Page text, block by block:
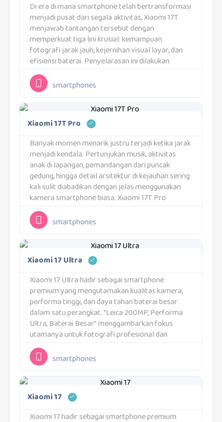
Di era di mana smartphone telah bertransformasi
menjadi pusat dari segala aktivitas, Xiaomi 17T
menjawab tantangan tersebut dengan
memperkuat tiga lini krusial: kemampuan
fotografi jarak jauh, kejernihan visual layar, dan
efisiensi baterai. Penyelarasan ini dilakukan
karena batasan fungsi ponsel kini telah bergeser;
dari yang semula hanya alat bertukar pesan, kini...
smartphones
Xiaomi 17T Pro
Banyak momen menarik justru terjadi ketika jarak
menjadi kendala. Pertunjukan musik, aktivitas
anak di lapangan, pemandangan dari puncak
gedung, hingga detail arsitektur di kejauhan sering
kali sulit diabadikan dengan jelas menggunakan
kamera smartphone biasa. Xiaomi 17T Pro
menempatkan kemampuan zoom sebagai salah
satu kekuatan utamanya melalui sistem telefoto
Leica yang...
smartphones
Xiaomi 17 Ultra
Xiaomi 17 Ultra hadir sebagai smartphone
premium yang mengutamakan kualitas kamera,
performa tinggi, dan daya tahan baterai besar
dalam satu perangkat. "Leica 200MP, Performa
Ultra, Baterai Besar" menggambarkan fokus
utamanya untuk fotografi profesional dan
penggunaan intensif sepanjang hari. Xiaomi 17
Ultra menggunakan layar AMOLED 6.9 inci dengan
resolusi 1200 x...
smartphones
Xiaomi 17
Xiaomi 17 hadir sebagai smartphone premium